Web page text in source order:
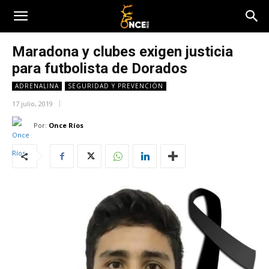
Maradona y clubes exigen justicia
para futbolista de Dorados
ADRENALINA SEGURIDAD Y PREVENCIÓN
17 julio, 2019
Por: Once Ríos